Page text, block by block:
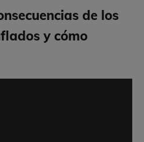
de los
y cómo